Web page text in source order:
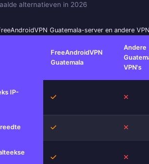
alternatieven in 2026
Guatemala-server en andere
FreeAndroidVPN
Guatemala
Andere
VPN's
IP-
Ja
Ja
Ja